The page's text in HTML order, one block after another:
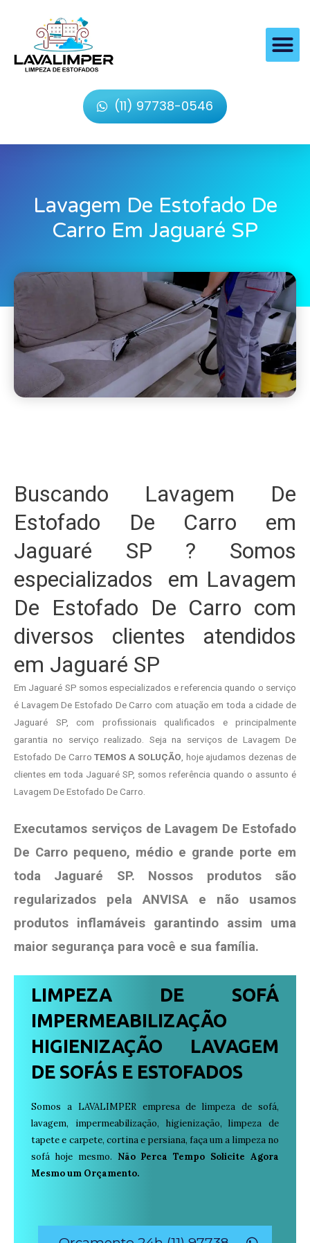
(11) 97738-0546
Lavagem De Estofado De
Carro Em Jaguaré SP
Buscando Lavagem De
Estofado De Carro em
Jaguaré SP ? Somos
especializados em Lavagem
De Estofado De Carro com
diversos clientes atendidos
em Jaguaré SP
Em Jaguaré SP somos especializados e referencia quando o serviço
é Lavagem De Estofado De Carro com atuação em toda a cidade de
Jaguaré SP, com profissionais qualificados e principalmente
garantia no serviço realizado. Seja na serviços de Lavagem De
Estofado De CarroTEMOS A SOLUÇÃO , hoje ajudamos dezenas de
clientes em toda Jaguaré SP, somos referência quando o assunto é
Lavagem De Estofado De Carro.
Executamos serviços de Lavagem De Estofado
De Carro pequeno, médio e grande porte em
toda Jaguaré SP. Nossos produtos são
regularizados pela ANVISA e não usamos
produtos inflamáveis garantindo assim uma
maior segurança para você e sua família.
LIMPEZA DE SOFÁ
IMPERMEABILIZAÇÃO
HIGIENIZAÇÃO LAVAGEM
DE SOFÁS E ESTOFADOS
Somos a LAVALIMPER empresa de limpeza de sofá,
lavagem, impermeabilização, higienização, limpeza de
tapete e carpete, cortina e persiana, faça um a limpeza no
sofá hoje mesmo. Não Perca Tempo Solicite Agora
Mesmo um Orçamento.